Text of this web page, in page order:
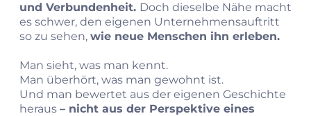
und Verbundenheit. Doch dieselbe Nähe macht
es schwer, den eigenen Unternehmensauftritt
so zu sehen, wie neue Menschen ihn erleben.
Man sieht, was man kennt.
Man überhört, was man gewohnt ist.
Und man bewertet aus der eigenen Geschichte
heraus – nicht aus der Perspektive eines